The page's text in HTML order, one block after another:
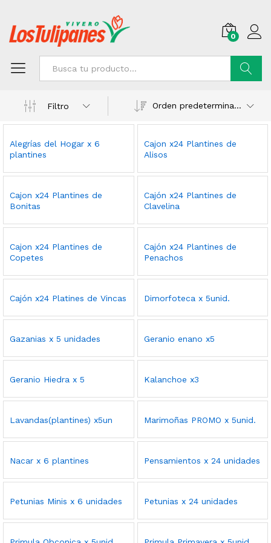
0
Filtro
Orden predeterminado
Alegrías del Hogar x 6
plantines
Cajon x24 Plantines de
Alisos
Cajon x24 Plantines de
Bonitas
Cajón x24 Plantines de
Clavelina
Cajon x24 Plantines de
Copetes
Cajón x24 Plantines de
Penachos
Cajón x24 Platines de Vincas Dimorfoteca x 5unid.
Gazanias x 5 unidades Geranio enano x5
Geranio Hiedra x 5 Kalanchoe x3
Lavandas(plantines) x5un Marimoñas PROMO x 5unid.
Nacar x 6 plantines Pensamientos x 24 unidades
Petunias Minis x 6 unidades Petunias x 24 unidades